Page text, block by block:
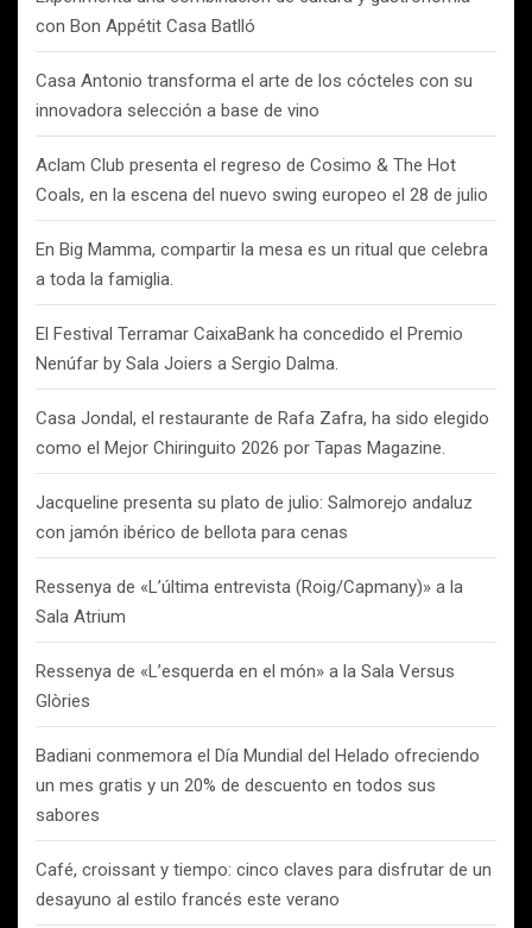
con Bon Appétit Casa Batlló
Casa Antonio transforma el arte de los cócteles con su
innovadora selección a base de vino
Aclam Club presenta el regreso de Cosimo & The Hot
Coals, en la escena del nuevo swing europeo el 28 de julio
En Big Mamma, compartir la mesa es un ritual que celebra
a toda la famiglia.
El Festival Terramar CaixaBank ha concedido el Premio
Nenúfar by Sala Joiers a Sergio Dalma.
Casa Jondal, el restaurante de Rafa Zafra, ha sido elegido
como el Mejor Chiringuito 2026 por Tapas Magazine.
Jacqueline presenta su plato de julio: Salmorejo andaluz
con jamón ibérico de bellota para cenas
Ressenya de «L’última entrevista (Roig/Capmany)» a la
Sala Atrium
Ressenya de «L’esquerda en el món» a la Sala Versus
Glòries
Badiani conmemora el Día Mundial del Helado ofreciendo
un mes gratis y un 20% de descuento en todos sus
sabores
Café, croissant y tiempo: cinco claves para disfrutar de un
desayuno al estilo francés este verano